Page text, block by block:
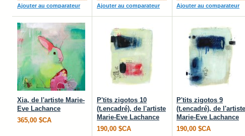
Ajouter au comparateur
Ajouter au comparateur
Ajouter au comparateur
Xia, de l'artiste Marie-
Eve Lachance
365,00 $CA
P'tits zigotos 10
(t.encadré), de l'artiste
Marie-Eve Lachance
190,00 $CA
P'tits zigotos 9
(t.encadré), de l'artiste
Marie-Eve Lachance
190,00 $CA